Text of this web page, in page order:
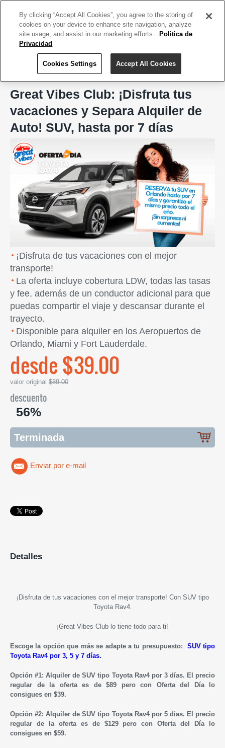
Great Vibes Club
Great Vibes Club: ¡Disfruta tus
vacaciones y Separa Alquiler de
Auto! SUV, hasta por 7 días
Previous Next
¡Disfruta de tus vacaciones con el mejor
transporte!
La oferta incluye cobertura LDW, todas las tasas
y fee, además de un conductor adicional para que
puedas compartir el viaje y descansar durante el
trayecto.
Disponible para alquiler en los Aeropuertos de
Orlando, Miami y Fort Lauderdale.
desde $39.00
valor original $89.00
descuento
56%
Terminada
Enviar por e-mail
Detalles
¡Disfruta de tus vacaciones con el mejor transporte! Con SUV tipo
Toyota Rav4.
¡Great Vibes Club lo tiene todo para ti!
Escoge la opción que más se adapte a tu presupuesto:
SUV tipo
Toyota Rav4por 3, 5 y 7 días.
Opción #1: Alquiler de SUV tipo Toyota Rav4 por 3 días. El precio
regular de la oferta es de $89 pero con Oferta del Día lo
consigues en $39.
Opción #2:Alquiler deSUV tipo Toyota Rav4 por 5 días. El precio
regular de la oferta es de $129 pero con Oferta del Día lo
consigues en $59.
By clicking “Accept All Cookies”, you agree to the storing of
cookies on your device to enhance site navigation, analyze
site usage, and assist in our marketing efforts.
Politica de
Privacidad
Cookies Settings Accept All Cookies